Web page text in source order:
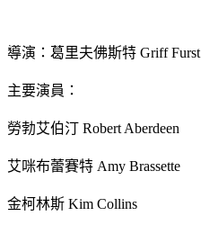
導演：葛里夫佛斯特 Griff Furst
主要演員：
勞勃艾伯汀 Robert Aberdeen
艾咪布蕾賽特 Amy Brassette
金柯林斯 Kim Collins